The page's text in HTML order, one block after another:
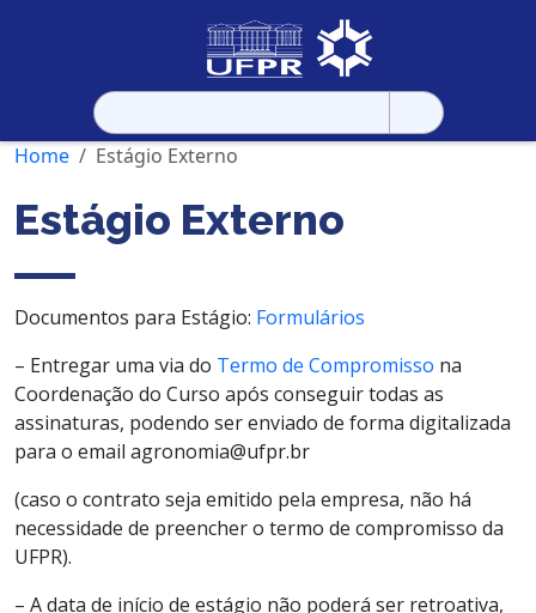
Pesquisar
por:
Home
Estágio Externo
Estágio Externo
Documentos para Estágio: Formulários
– Entregar uma via do Termo de Compromisso na
Coordenação do Curso após conseguir todas as
assinaturas, podendo ser enviado de forma digitalizada
para o email agronomia@ufpr.br
(caso o contrato seja emitido pela empresa, não há
necessidade de preencher o termo de compromisso da
UFPR).
– A data de início de estágio não poderá ser retroativa,